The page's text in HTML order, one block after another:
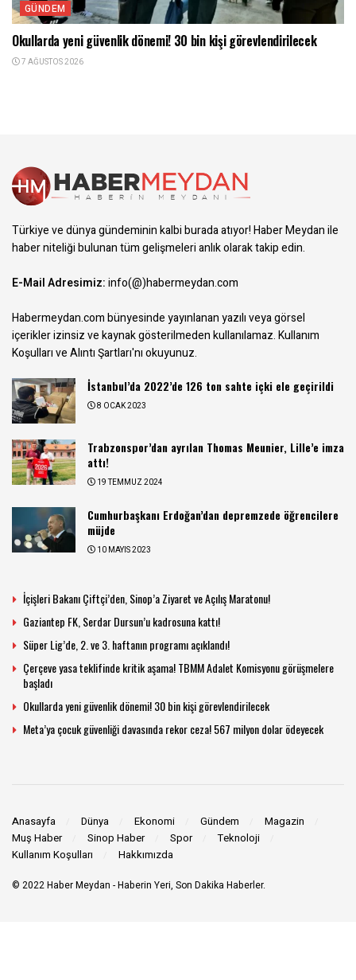
GÜNDEM
Okullarda yeni güvenlik dönemi! 30 bin kişi görevlendirilecek
7 AĞUSTOS 2026
Türkiye ve dünya gündeminin kalbi burada atıyor! Haber Meydan ile
haber niteliği bulunan tüm gelişmeleri anlık olarak takip edin.
E-Mail Adresimiz:info(@)habermeydan.com
Habermeydan.com bünyesinde yayınlanan yazılı veya görsel
içerikler izinsiz ve kaynak gösterilmeden kullanılamaz.Kullanım
Koşulları ve Alıntı Şartları'nı okuyunuz.
İstanbul’da 2022’de 126 ton sahte içki ele geçirildi
8 OCAK 2023
Trabzonspor’dan ayrılan Thomas Meunier, Lille’e imza
attı!
19 TEMMUZ 2024
Cumhurbaşkanı Erdoğan’dan depremzede öğrencilere
müjde
10 MAYIS 2023
İçişleri Bakanı Çiftçi’den, Sinop’a Ziyaret ve Açılış Maratonu!
Gaziantep FK, Serdar Dursun’u kadrosuna kattı!
Süper Lig’de, 2. ve 3. haftanın programı açıklandı!
Çerçeve yasa teklifinde kritik aşama! TBMM Adalet Komisyonu görüşmelere
başladı
Okullarda yeni güvenlik dönemi! 30 bin kişi görevlendirilecek
Meta’ya çocuk güvenliği davasında rekor ceza! 567 milyon dolar ödeyecek
Anasayfa Dünya Ekonomi Gündem
Magazin
Muş Haber
Sinop Haber Spor
Teknoloji
Kullanım Koşulları
Hakkımızda
© 2022Haber Meydan - Haberin Yeri, Son Dakika Haberler.